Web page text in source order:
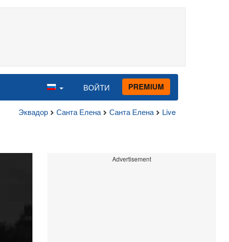
ВОЙТИ PREMIUM
Эквадор Санта Елена Санта Елена Live
Advertisement